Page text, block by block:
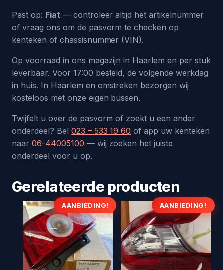
Past op: Fiat — controleer altijd het artikelnummer
of vraag ons om de pasvorm te checken op
kenteken of chassisnummer (VIN).
Op voorraad in ons magazijn in Haarlem en per stuk
leverbaar. Voor 17:00 besteld, de volgende werkdag
in huis. In Haarlem en omstreken bezorgen wij
kosteloos met onze eigen bussen.
Twijfelt u over de pasvorm of zoekt u een ander
onderdeel? Bel 023 – 533 19 60 of app uw kenteken
naar 06-44005100 — wij zoeken het juiste
onderdeel voor u op.
Gerelateerde producten
AANBIEDING! AANBIEDING!